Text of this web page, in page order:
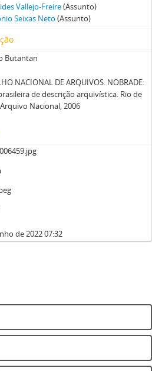
Vallejo-Freire(Assunto)
Seixas Neto (Assunto)
Butantan
NACIONAL DE ARQUIVOS. NOBRADE:
de descrição arquivística. Rio de
Nacional, 2006
de 2022 07:32